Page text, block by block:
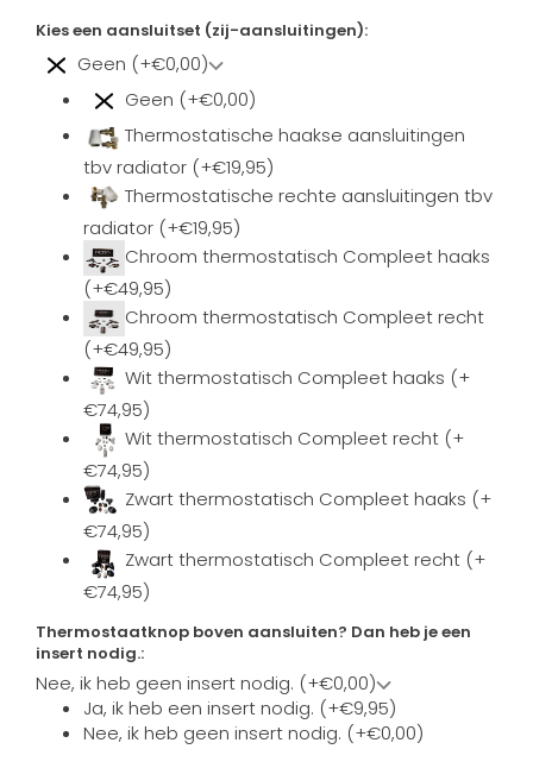
Kies een aansluitset (zij-aansluitingen):
Geen (+€0,00)
Geen (+€0,00)
Thermostatische haakse aansluitingen
tbv radiator (+€19,95)
Thermostatische rechte aansluitingen tbv
radiator (+€19,95)
Chroom thermostatisch Compleet haaks
(+€49,95)
Chroom thermostatisch Compleet recht
(+€49,95)
Wit thermostatisch Compleet haaks (+
€74,95)
Wit thermostatisch Compleet recht (+
€74,95)
Zwart thermostatisch Compleet haaks (+
€74,95)
Zwart thermostatisch Compleet recht (+
€74,95)
Thermostaatknop boven aansluiten? Dan heb je een
insert nodig.:
Nee, ik heb geen insert nodig. (+€0,00)
Ja, ik heb een insert nodig. (+€9,95)
Nee, ik heb geen insert nodig. (+€0,00)